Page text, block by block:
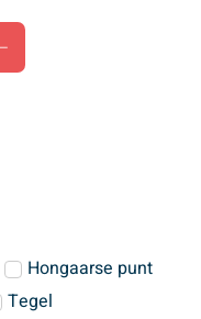
Hongaarse punt
Tegel